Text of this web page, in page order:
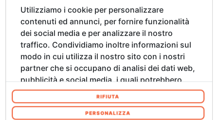
resteranno accessibili in modo permanente, favorendo
l’autonomia e la sperimentazione continua. Il progetto
adotta una metodologia immersiva e partecipativa, in cui i
bambini sono protagonisti attivi e l’arte contemporanea
diventa terreno fertile per la creatività. La luce, usata
come linguaggio artistico, trasforma lo spazio e stimola
fiducia, collaborazione e capacità espressive.
Un’esperienza unica per avvicinare i più piccoli
all’arte e alla scienza, coniugando meraviglia, gioco e
Utilizziamo i cookie per personalizzare
contenuti ed annunci, per fornire funzionalità
dei social media e per analizzare il nostro
traffico. Condividiamo inoltre informazioni sul
modo in cui utilizza il nostro sito con i nostri
partner che si occupano di analisi dei dati web,
pubblicità e social media, i quali potrebbero
combinarle con altre informazioni che ha
fornito loro o che hanno raccolto dal suo
utilizzo dei loro servizi. Acconsenta ai nostri
RIFIUTA
PERSONALIZZA